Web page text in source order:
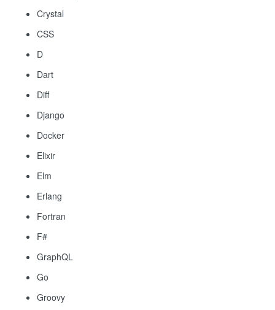
Crystal
CSS
D
Dart
Diff
Django
Docker
Elixir
Elm
Erlang
Fortran
F#
GraphQL
Go
Groovy